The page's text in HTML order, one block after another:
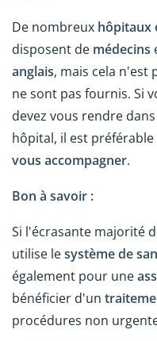
De nombreux hôpitaux
disposent de médecins
anglais, mais cela n'est
ne sont pas fournis. Si
devez vous rendre
hôpital, il est préférable
vous accompagner.
Bon à savoir :
Si l'écrasante majorité
utilise lesystème de
également pour une
bénéficier d'un
procédures non